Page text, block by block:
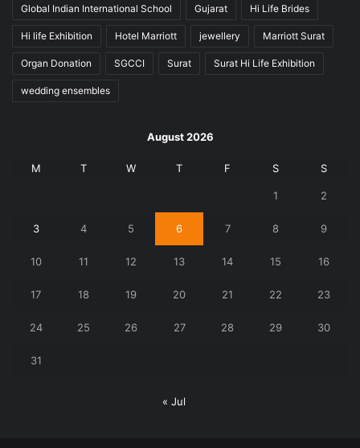
Global Indian International School Gujarat Hi Life Brides
Hi life Exhibition Hotel Marriott jewellery Marriott Surat
Organ Donation SGCCI Surat Surat Hi Life Exhibition
wedding ensembles
August 2026
M T W T F S S
1 2
3 4 5 6 7 8 9
10 11 12 13 14 15 16
17 18 19 20 21 22 23
24 25 26 27 28 29 30
31
« Jul